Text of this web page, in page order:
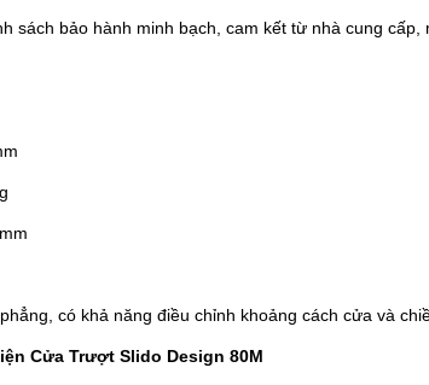
sách bảo hành minh bạch, cam kết từ nhà cung cấp,
có khả năng điều chỉnh khoảng cách cửa và
Cửa Trượt Slido Design 80M